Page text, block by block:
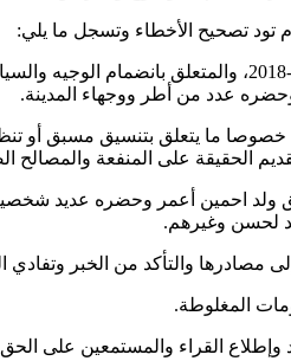
تود تصحيح الأخطاء وتسجل ما يلي:
– إن النشاط السياسي المنظم في مدينة أوجفت
عدد من أطر ووجهاء المدينة.
ما يتعلق بتنسيق مسبق أو
الحقيقة على المنفعة والمصالح
احمين أعمر وحضره عديد
لحسن وغيرهم.
مصادرها والتأكد من الخبر
المغلوطة.
القراء والمستمعين على